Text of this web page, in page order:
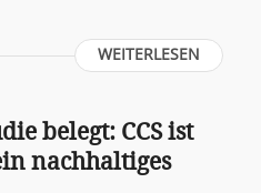
WEITERLESEN
belegt: CCS ist
nachhaltiges